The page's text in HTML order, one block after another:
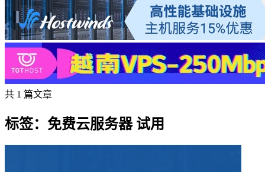
共 1 篇文章
标签：免费云服务器 试用